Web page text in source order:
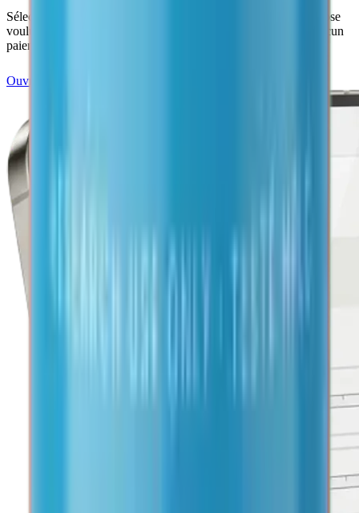
Sélectionnez votre peptide, l'eau bactériostatique ajoutée et la dose
voulue : la seringue se remplit en temps réel. Aucun compte, aucun
paiement.
Ouvrir la calculatrice